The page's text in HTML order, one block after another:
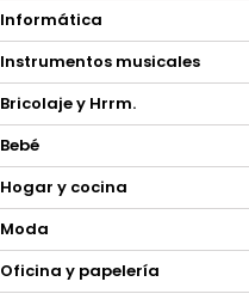
Informática
Instrumentos musicales
Bricolaje y Hrrm.
Bebé
Hogar y cocina
Moda
Oficina y papelería